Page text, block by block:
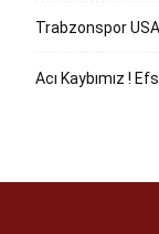
Trabzonspor
Acı Kaybımız !